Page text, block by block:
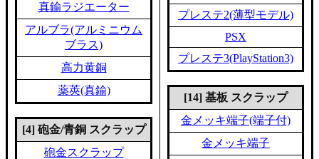
真鍮ラジエーター
アルブラ(アルミニウム
ブラス)
高力黄銅
薬莢(真鍮)
[4] 砲金/青銅 スクラップ
砲金スクラップ
プレステ2(薄型モデル)
PSX
プレステ3(PlayStation3)
[14] 基板 スクラップ
金メッキ端子(端子付)
金メッキ端子